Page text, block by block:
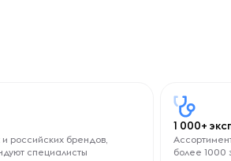
российских брендов,
специалисты
1 000+
более 1000